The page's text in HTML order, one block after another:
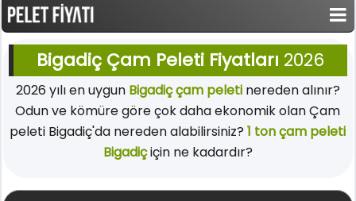
Bigadiç Çam Peleti Fiyatları 2026
2026 yılı en uygun Bigadiç çam peletinereden alınır?
Odun ve kömüre göre çok daha ekonomik olan Çam
peleti Bigadiç'da nereden alabilirsiniz?1 ton çam peleti
Bigadiçiçin ne kadardır?